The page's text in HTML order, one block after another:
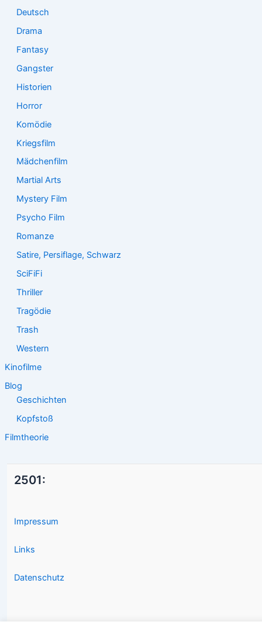
Deutsch
Drama
Fantasy
Gangster
Historien
Horror
Komödie
Kriegsfilm
Mädchenfilm
Martial Arts
Mystery Film
Psycho Film
Romanze
Satire, Persiflage, Schwarz
SciFiFi
Thriller
Tragödie
Trash
Western
Kinofilme
Blog
Geschichten
Kopfstoß
Filmtheorie
2501:
Impressum
Links
Datenschutz